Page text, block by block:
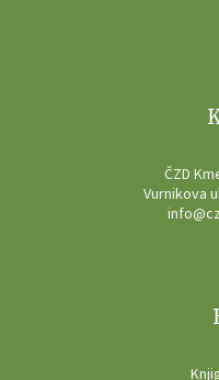
ČZD
Vurnikova